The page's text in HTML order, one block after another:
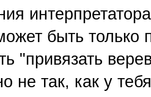
быть только
"привязать
не так, как у